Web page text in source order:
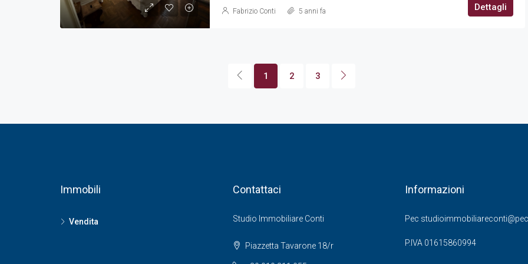
Dettagli
Fabrizio Conti 5 anni fa
1 2 3
Immobili
Vendita
Contattaci
Studio Immobiliare Conti
Piazzetta Tavarone 18/r
Informazioni
Pec
P.IVA 01615860994